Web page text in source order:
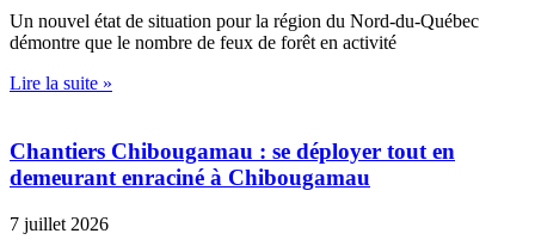
Un nouvel état de situation pour la région du Nord-du-Québec
démontre que le nombre de feux de forêt en activité
Lire la suite »
Chantiers Chibougamau : se déployer tout en
demeurant enraciné à Chibougamau
7 juillet 2026